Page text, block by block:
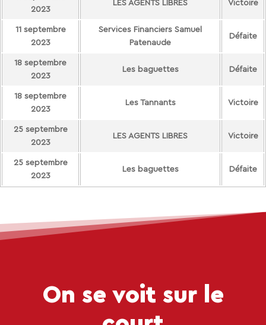
2023
LES AGENTS LIBRES Victoire
11 septembre
2023
Services Financiers Samuel
Patenaude
Défaite
18 septembre
2023
Les baguettes Défaite
18 septembre
2023
Les Tannants Victoire
25 septembre
2023
LES AGENTS LIBRES Victoire
25 septembre
2023
Les baguettes Défaite
On se voit sur le